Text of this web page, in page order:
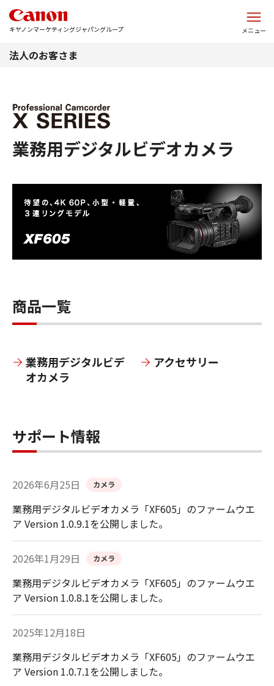
キヤノンマーケティングジャパングループ メニュー
法人のお客さま
業務用デジタルビデオカメラ
商品一覧
業務用デジタルビデ
オカメラ
アクセサリー
サポート情報
2026年6月25日 カメラ
業務用デジタルビデオカメラ「XF605」のファームウエ
ア Version 1.0.9.1を公開しました。
2026年1月29日 カメラ
業務用デジタルビデオカメラ「XF605」のファームウエ
ア Version 1.0.8.1を公開しました。
2025年12月18日
業務用デジタルビデオカメラ「XF605」のファームウエ
ア Version 1.0.7.1を公開しました。